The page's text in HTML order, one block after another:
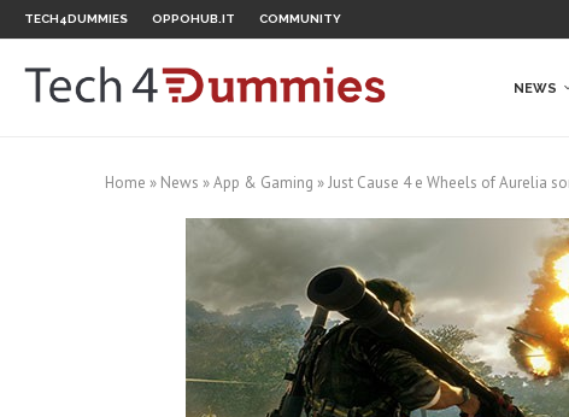
TECH4DUMMIES OPPOHUB.IT COMMUNITY
NEWS
Home » News »App & Gaming »Just Cause 4 e Wheels of Aurelia